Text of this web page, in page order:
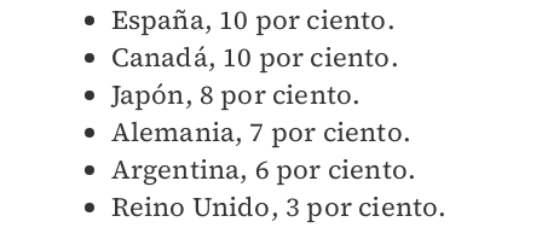
España, 10 por ciento.
Canadá, 10 por ciento.
Japón, 8 por ciento.
Alemania, 7 por ciento.
Argentina, 6 por ciento.
Reino Unido, 3 por ciento.